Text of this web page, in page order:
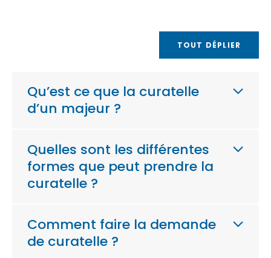
TOUT DÉPLIER
Qu’est ce que la curatelle
d’un majeur ?
Quelles sont les différentes
formes que peut prendre la
curatelle ?
Comment faire la demande
de curatelle ?